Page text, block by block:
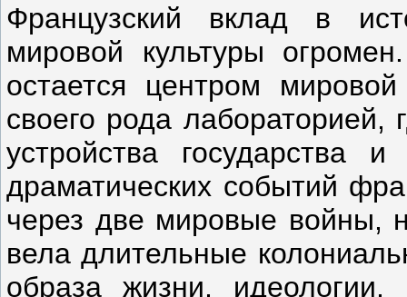
Французский вклад в
мировой культуры
остается центром
своего рода лабораторией,
устройства
драматических событий
через две мировые войны,
вела длительные
образа жизни, идеологии,